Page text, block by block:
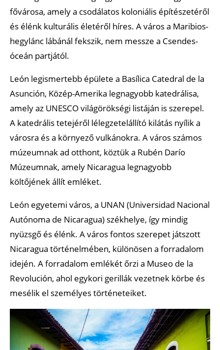
fővárosa, amely a csodálatos koloniális építészetéről
és élénk kulturális életéről híres. A város a Maribios-
hegylánc lábánál fekszik, nem messze a Csendes-
óceán partjától.
León legismertebb épülete a Basílica Catedral de la
Asunción, Közép-Amerika legnagyobb katedrálisa,
amely az UNESCO világörökségi listáján is szerepel.
A katedrális tetejéről lélegzetelállító kilátás nyílik a
városra és a környező vulkánokra. A város számos
múzeumnak ad otthont, köztük a Rubén Darío
Múzeumnak, amely Nicaragua legnagyobb
költőjének állít emléket.
León egyetemi város, a UNAN (Universidad Nacional
Autónoma de Nicaragua) székhelye, így mindig
nyüzsgő és élénk. A város fontos szerepet játszott
Nicaragua történelmében, különösen a forradalom
idején. A forradalom emlékét őrzi a Museo de la
Revolución, ahol egykori gerillák vezetnek körbe és
mesélik el személyes történeteiket.